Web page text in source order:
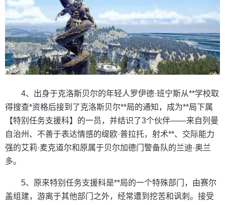
4、出身于克洛斯贝尔的年轻人罗伊德·班宁斯从**学校取
得搜查*资格后接到了克洛斯贝尔**局的通知，成为**局下属
【特别任务支援科】的一员，并结识了3个伙伴——来自列曼
自治州、不善于表达情感的缇欧·普拉托，射术**、交际能力
强的艾莉·麦克道尔和原属于贝尔加德门警备队的兰迪·奥兰
多。
5、原来特别任务支援科是**局的一个特殊部门，由赛尔
盖组建，游离于其他部门之外，经常遭到挖苦和讽刺。接受